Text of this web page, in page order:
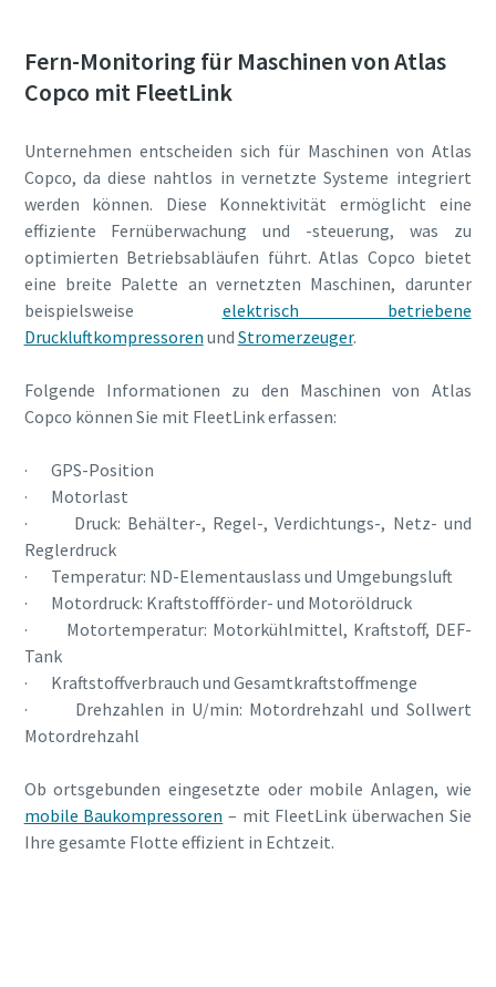
Fern-Monitoring für Maschinen von Atlas
Copco mit FleetLink
Unternehmen entscheiden sich für Maschinen von Atlas
Copco, da diese nahtlos in vernetzte Systeme integriert
werden können. Diese Konnektivität ermöglicht eine
effiziente Fernüberwachung und -steuerung, was zu
optimierten Betriebsabläufen führt. Atlas Copco bietet
eine breite Palette an vernetzten Maschinen, darunter
beispielsweise elektrisch betriebene
Druckluftkompressoren und Stromerzeuger.
Folgende Informationen zu den Maschinen von Atlas
Copco können Sie mit FleetLink erfassen:
· GPS-Position
· Motorlast
· Druck: Behälter-, Regel-, Verdichtungs-, Netz- und
Reglerdruck
· Temperatur: ND-Elementauslass und Umgebungsluft
· Motordruck: Kraftstoffförder- und Motoröldruck
· Motortemperatur: Motorkühlmittel, Kraftstoff, DEF-
Tank
· Kraftstoffverbrauch und Gesamtkraftstoffmenge
· Drehzahlen in U/min: Motordrehzahl und Sollwert
Motordrehzahl
Ob ortsgebunden eingesetzte oder mobile Anlagen, wie
mobile Baukompressoren – mit FleetLink überwachen Sie
Ihre gesamte Flotte effizient in Echtzeit.